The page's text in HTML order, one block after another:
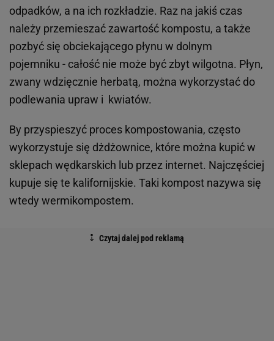
odpadków, a na ich rozkładzie. Raz na jakiś czas
należy przemieszać zawartość kompostu, a także
pozbyć się obciekającego płynu w dolnym
pojemniku - całość nie może być zbyt wilgotna. Płyn,
zwany wdzięcznie herbatą, można wykorzystać do
podlewania upraw i kwiatów.
By przyspieszyć proces kompostowania, często
wykorzystuje się dżdżownice, które można kupić w
sklepach wędkarskich lub przez internet. Najczęściej
kupuje się te kalifornijskie. Taki kompost nazywa się
wtedy wermikompostem.